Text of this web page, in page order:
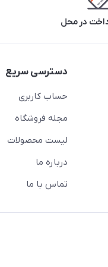
در محل
دسترسی سریع
حساب کاربری
مجله فروشگاه
لیست محصولات
درباره ما
تماس با ما